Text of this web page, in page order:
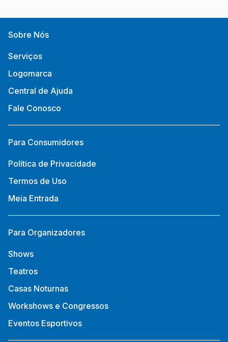
Sobre Nós
Serviços
Logomarca
Central de Ajuda
Fale Conosco
Para Consumidores
Política de Privacidade
Termos de Uso
Meia Entrada
Para Organizadores
Shows
Teatros
Casas Noturnas
Workshows e Congressos
Eventos Esportivos